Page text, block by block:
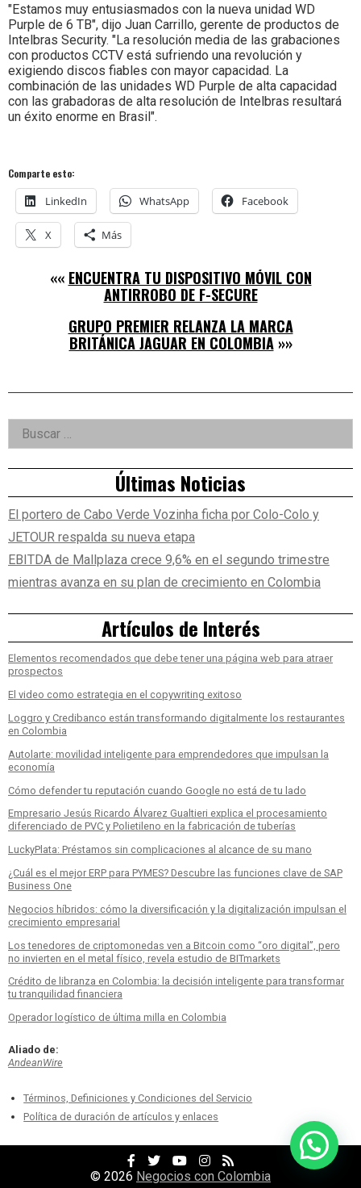
"Estamos muy entusiasmados con la nueva unidad WD
Purple de 6 TB", dijo Juan Carrillo, gerente de productos de
Intelbras Security. "La resolución media de las grabaciones
con productos CCTV está sufriendo una revolución y
exigiendo discos fiables con mayor capacidad. La
combinación de las unidades WD Purple de alta capacidad
con las grabadoras de alta resolución de Intelbras resultará
un éxito enorme en Brasil".
Comparte esto:
LinkedIn WhatsApp Facebook
X Más
«« ENCUENTRA TU DISPOSITIVO MÓVIL CON
ANTIRROBO DE F-SECURE
GRUPO PREMIER RELANZA LA MARCA
BRITÁNICA JAGUAR EN COLOMBIA»»
Right
Asides
Buscar:
Últimas Noticias
El portero de Cabo Verde Vozinha ficha por Colo-Colo y
JETOUR respalda su nueva etapa
EBITDA de Mallplaza crece 9,6% en el segundo trimestre
mientras avanza en su plan de crecimiento en Colombia
Artículos de Interés
Elementos recomendados que debe tener una página web para atraer
prospectos
El video como estrategia en el copywriting exitoso
Loggro y Credibanco están transformando digitalmente los restaurantes
en Colombia
Autolarte: movilidad inteligente para emprendedores que impulsan la
economía
Cómo defender tu reputación cuando Google no está de tu lado
Empresario Jesús Ricardo Álvarez Gualtieri explica el procesamiento
diferenciado de PVC y Polietileno en la fabricación de tuberías
LuckyPlata: Préstamos sin complicaciones al alcance de su mano
¿Cuál es el mejor ERP para PYMES? Descubre las funciones clave de SAP
Business One
Negocios híbridos: cómo la diversificación y la digitalización impulsan el
crecimiento empresarial
Los tenedores de criptomonedas ven a Bitcoin como “oro digital”, pero
no invierten en el metal físico, revela estudio de BITmarkets
Crédito de libranza en Colombia: la decisión inteligente para transformar
tu tranquilidad financiera
Operador logístico de última milla en Colombia
Aliado de:
AndeanWire
Términos, Definiciones y Condiciones del Servicio
Política de duración de artículos y enlaces
Facebook
Profile
Twitter
Profile
YouTube
Channel
Facebook
Profile
RSS
Feed
© 2026 Negocios con Colombia